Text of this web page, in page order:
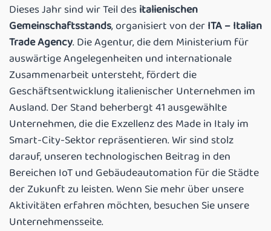
Dieses Jahr sind wir Teil desitalienischen
Gemeinschaftsstands, organisiert von derITA – Italian
Trade Agency. Die Agentur, die dem Ministerium für
auswärtige Angelegenheiten und internationale
Zusammenarbeit untersteht, fördert die
Geschäftsentwicklung italienischer Unternehmen im
Ausland. Der Stand beherbergt 41 ausgewählte
Unternehmen, die die Exzellenz des Made in Italy im
Smart-City-Sektor repräsentieren. Wir sind stolz
darauf, unseren technologischen Beitrag in den
Bereichen IoT und Gebäudeautomation für die Städte
der Zukunft zu leisten. Wenn Sie mehr über unsere
Aktivitäten erfahren möchten, besuchen Sie unsere
Unternehmensseite.